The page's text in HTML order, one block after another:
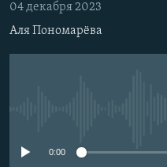
Вернутся
поиску
КАВКАЗ.РЕАЛИИ
СЕВЕР.РЕАЛИИ
04 декабря 2023
Аля Пономарёва
0:00